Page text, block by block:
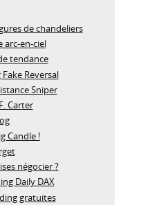
de chandeliers
arc-en-ciel
tendance
Reversal
Sniper
Carter
Candle !
négocier ?
Daily DAX
gratuites